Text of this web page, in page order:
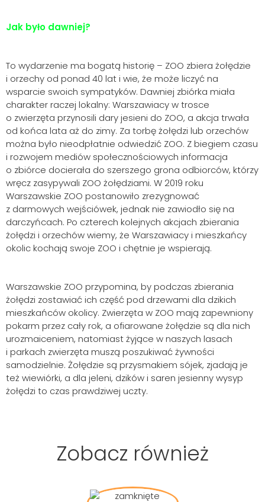
Jak było dawniej?
To wydarzenie ma bogatą historię – ZOO zbiera żołędzie
i orzechy od ponad 40 lat i wie, że może liczyć na
wsparcie swoich sympatyków. Dawniej zbiórka miała
charakter raczej lokalny: Warszawiacy w trosce
o zwierzęta przynosili dary jesieni do ZOO, a akcja trwała
od końca lata aż do zimy. Za torbę żołędzi lub orzechów
można było nieodpłatnie odwiedzić ZOO. Z biegiem czasu
i rozwojem mediów społecznościowych informacja
o zbiórce docierała do szerszego grona odbiorców, którzy
wręcz zasypywali ZOO żołędziami. W 2019 roku
Warszawskie ZOO postanowiło zrezygnować
z darmowych wejściówek, jednak nie zawiodło się na
darczyńcach. Po czterech kolejnych akcjach zbierania
żołędzi i orzechów wiemy, że Warszawiacy i mieszkańcy
okolic kochają swoje ZOO i chętnie je wspierają.
Warszawskie ZOO przypomina, by podczas zbierania
żołędzi zostawiać ich część pod drzewami dla dzikich
mieszkańców okolicy. Zwierzęta w ZOO mają zapewniony
pokarm przez cały rok, a ofiarowane żołędzie są dla nich
urozmaiceniem, natomiast żyjące w naszych lasach
i parkach zwierzęta muszą poszukiwać żywności
samodzielnie. Żołędzie są przysmakiem sójek, zjadają je
też wiewiórki, a dla jeleni, dzików i saren jesienny wysyp
żołędzi to czas prawdziwej uczty.
Zobacz również